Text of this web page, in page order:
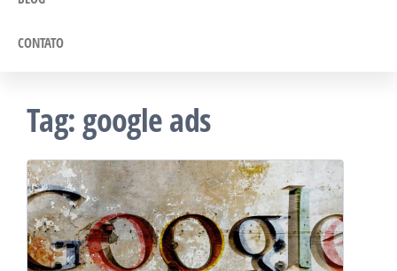
CONTATO
Tag: google ads